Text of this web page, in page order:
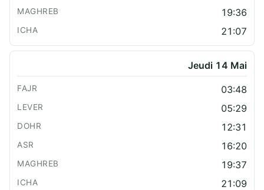
19:36
21:07
Jeudi 14 Mai
03:48
05:29
12:31
16:20
19:37
21:09